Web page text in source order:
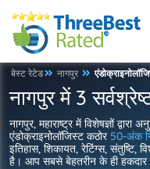
बेस्ट रेटेड नागपुर
नागपुर में 3
नागपुर, महाराष्ट्र में विशेषज्ञों
एंडोक्राइनोलॉजिस्ट कठोर 50-अंक
इतिहास, शिकायत, रेटिंग्स, संतुष्टि,
है। आप सबसे बेहतरीन के ही हकदार